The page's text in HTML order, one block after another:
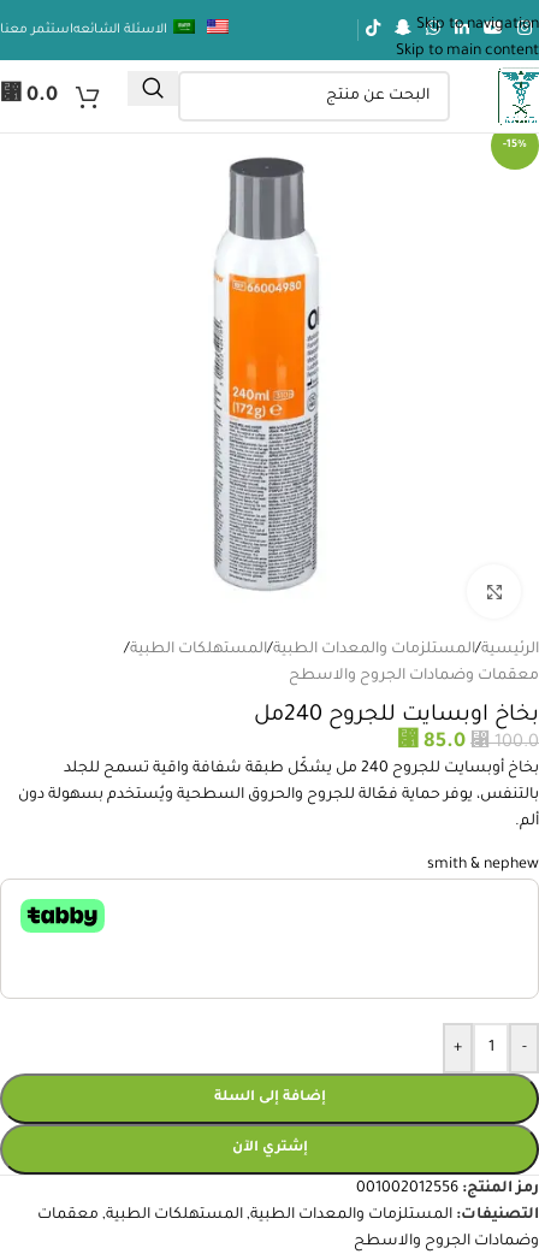
Skip to navigation
Skip to main content
الاسئلة الشائعهاستثمر معنا
⃁0.0
-15%
الرئيسية/المستلزمات والمعدات الطبية/المستهلكات الطبية/
معقمات وضمادات الجروح والاسطح
بخاخ اوبسايت للجروح 240مل
⃁100.0
⃁ 85.0
بخاخ أوبسايت للجروح 240 مل يشكّل طبقة شفافة واقية تسمح للجلد
بالتنفس، يوفر حماية فعّالة للجروح والحروق السطحية ويُستخدم بسهولة دون
ألم.
smith & nephew
-
+
إضافة إلى السلة
إشتري الآن
رمز المنتج: 001002012556
التصنيفات: المستلزمات والمعدات الطبية, المستهلكات الطبية, معقمات
وضمادات الجروح والاسطح